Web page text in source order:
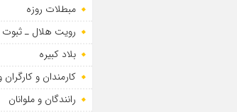
مبطلات روزه
رویت هلال ـ ثبوت
بلاد کبیره
کارمندان و
رانندگان و ملوانان